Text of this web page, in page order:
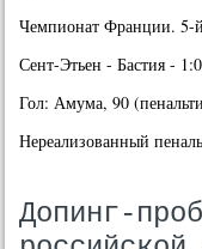
Чемпионат Франции. 5-
Сент-Этьен - Бастия -
Гол: Амума, 90
Нереализованный
Допинг-